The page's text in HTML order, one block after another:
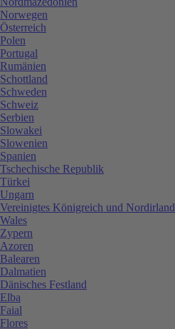
Norwegen
Österreich
Polen
Portugal
Rumänien
Schottland
Schweden
Schweiz
Serbien
Slowakei
Slowenien
Spanien
Tschechische Republik
Türkei
Ungarn
Vereinigtes Königreich und Nordirland
Wales
Zypern
Azoren
Balearen
Dalmatien
Dänisches Festland
Elba
Faial
Flores